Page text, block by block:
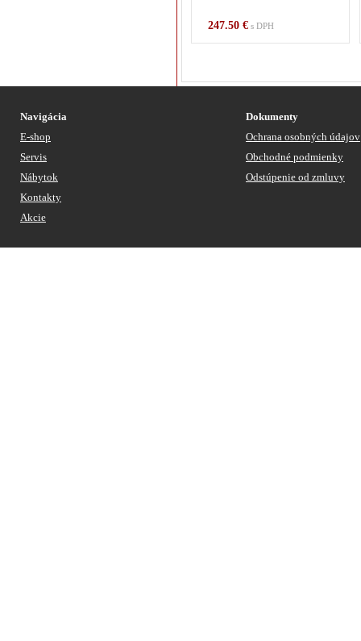
247.50 €s DPH
Navigácia
E-shop
Servis
Nábytok
Kontakty
Akcie
Dokumenty
Ochrana osobných údajov
Obchodné podmienky
Odstúpenie od zmluvy